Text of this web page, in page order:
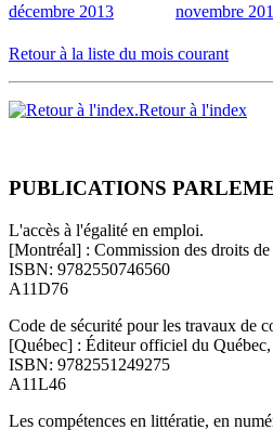
décembre 2013
novembre
Retour à la liste du mois courant
Retour à l'index
PUBLICATIONS
L'accès à l'égalité en emploi.
[Montréal] : Commission des droits
ISBN: 9782550746560
A11D76
Code de sécurité pour les travaux de
[Québec] : Éditeur officiel du
ISBN: 9782551249275
A11L46
Les compétences en littératie, en